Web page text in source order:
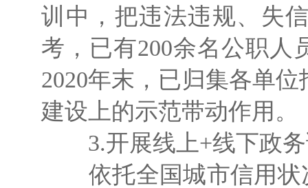
训中，把违法违规、失
考，已有200余名公职人
2020年末，已归集各单
建设上的示范带动作用。
3.开展线上+线下政务
依托全国城市信用状